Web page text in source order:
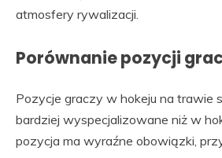
atmosfery rywalizacji.
Porównanie pozycji
Pozycje graczy w hokeju na trawie
bardziej wyspecjalizowane niż w
pozycja ma wyraźne obowiązki,